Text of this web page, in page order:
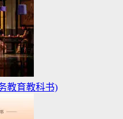
教育教科书)